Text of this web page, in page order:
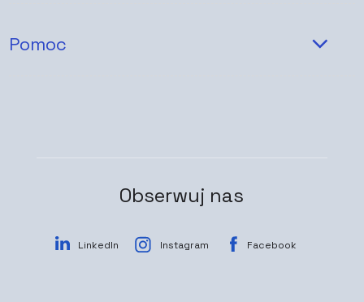
Pomoc
Obserwuj nas
LinkedIn Instagram Facebook